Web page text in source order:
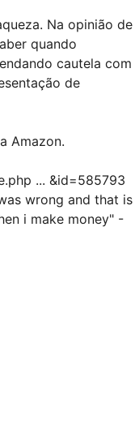
Na opinião de
quando
cautela com
de
Amazon.
... &id=585793
wrong and that is
i make money" -